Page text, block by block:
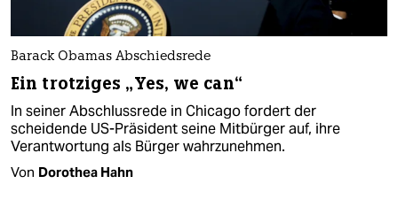
Barack Obamas Abschiedsrede
Ein trotziges „Yes, we can“
In seiner Abschlussrede in Chicago fordert der
scheidende US-Präsident seine Mitbürger auf, ihre
Verantwortung als Bürger wahrzunehmen.
Von Dorothea Hahn